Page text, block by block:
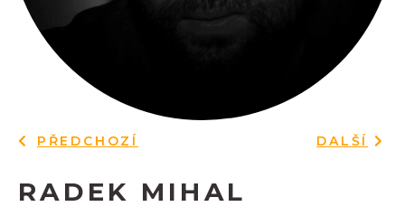
PŘEDCHOZÍ DALŠÍ
RADEK MIHAL